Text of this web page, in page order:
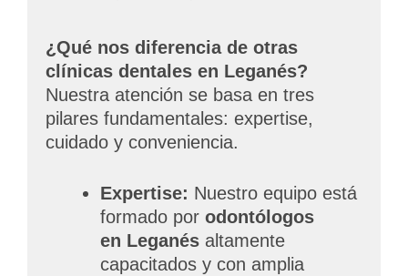
¿Qué nos diferencia de otras
clínicas dentales en Leganés?
Nuestra atención se basa en tres
pilares fundamentales: expertise,
cuidado y conveniencia.
Expertise: Nuestro equipo está
formado por odontólogos
en Leganés altamente
capacitados y con amplia